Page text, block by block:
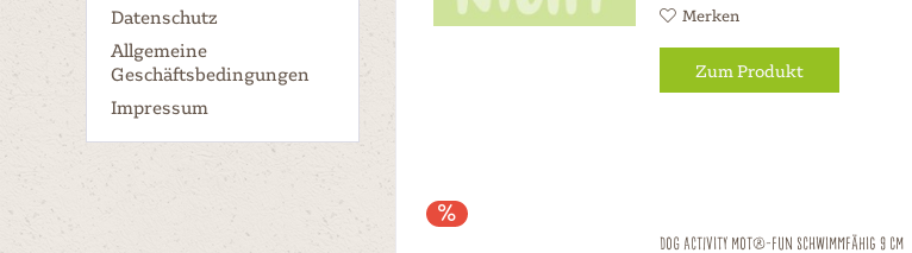
Datenschutz
Allgemeine
Geschäftsbedingungen
Impressum
Merken
Zum Produkt
Dog Activity Mot®-Fun schwimmfähig 9 cm